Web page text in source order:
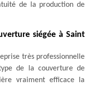
de la production de
siégée à Saint
très professionnelle
de la couverture de
vraiment efficace la